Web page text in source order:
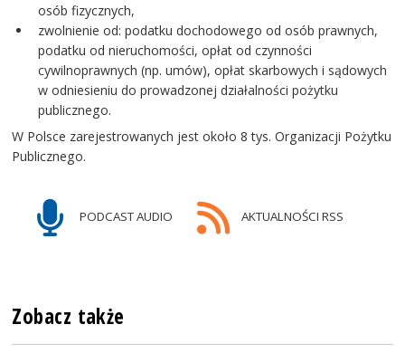
osób fizycznych,
zwolnienie od: podatku dochodowego od osób prawnych,
podatku od nieruchomości, opłat od czynności
cywilnoprawnych (np. umów), opłat skarbowych i sądowych
w odniesieniu do prowadzonej działalności pożytku
publicznego.
W Polsce zarejestrowanych jest około 8 tys. Organizacji Pożytku
Publicznego.
PODCAST AUDIO AKTUALNOŚCI RSS
Zobacz także